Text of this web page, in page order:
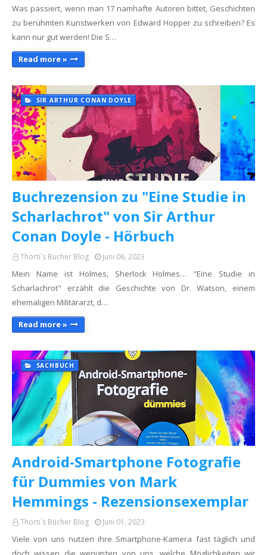
Was passiert, wenn man 17 namhafte Autoren bittet, Geschichten
zu berühmten Kunstwerken von Edward Hopper zu schreiben? Es
kann nur gut werden! Die S…
Read more »
SIR ARTHUR CONAN DOYLE
Buchrezension zu "Eine Studie in
Scharlachrot" von Sir Arthur
Conan Doyle - Hörbuch
Thorti´s Bücher Blog Juni 06, 2023
Mein Name ist Holmes, Sherlock Holmes… "Eine Studie in
Scharlachrot" erzählt die Geschichte von Dr. Watson, einem
ehemaligen Militärarzt, d…
Read more »
SACHBUCH
Android-Smartphone Fotografie
für Dummies von Mark
Hemmings - Rezensionsexemplar
Thorti´s Bücher Blog Juni 01, 2023
Viele von uns nutzen ihre Smartphone-Kamera fast täglich und